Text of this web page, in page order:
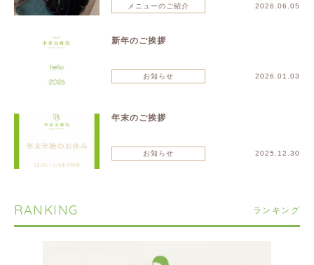
メニューのご紹介 2026.06.05
新年のご挨拶
お知らせ 2026.01.03
年末のご挨拶
お知らせ 2025.12.30
RANKING ランキング